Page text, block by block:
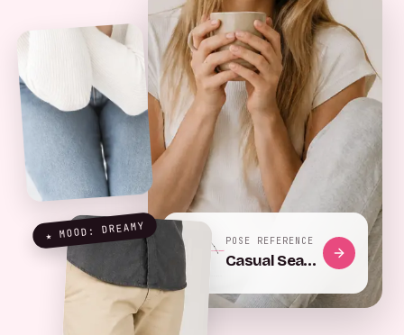
Phone, chest height
POSE REFERENCE
Casual Seated Relaxation
★ MOOD: DREAMY